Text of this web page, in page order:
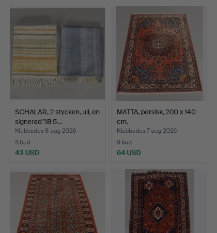
SCHALAR, 2 stycken, ull, en
signerad "IB 5…
Klubbades 8 aug 2026
5 bud
43 USD
MATTA, persisk, 200 x 140
cm.
Klubbades 7 aug 2026
9 bud
64 USD